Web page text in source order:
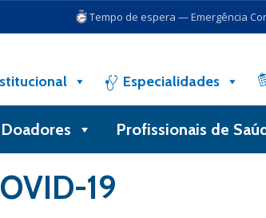
Tempo de espera — Emergência
Especialidades
Doadores Profissionais de
19